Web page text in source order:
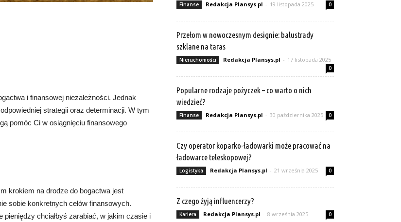
i finansowej niezależności. Jednak
strategii oraz determinacji. W tym
pomóc Ci w osiągnięciu finansowego
krokiem na drodze do bogactwa jest
sobie konkretnych celów finansowych.
pieniędzy chciałbyś zarabiać, w jakim czasie i
Finanse Redakcja Plansys.pl - 19 listopada 2025 0
Przełom w nowoczesnym designie: balustrady
szklane na taras
Nieruchomości Redakcja Plansys.pl - 17 listopada 2025
0
Popularne rodzaje pożyczek – co warto o nich
wiedzieć?
Finanse Redakcja Plansys.pl - 30 października 2025 0
Czy operator koparko-ładowarki może pracować na
ładowarce teleskopowej?
Logistyka Redakcja Plansys.pl - 21 września 2025 0
Z czego żyją influencerzy?
Kariera Redakcja Plansys.pl - 8 września 2025 0